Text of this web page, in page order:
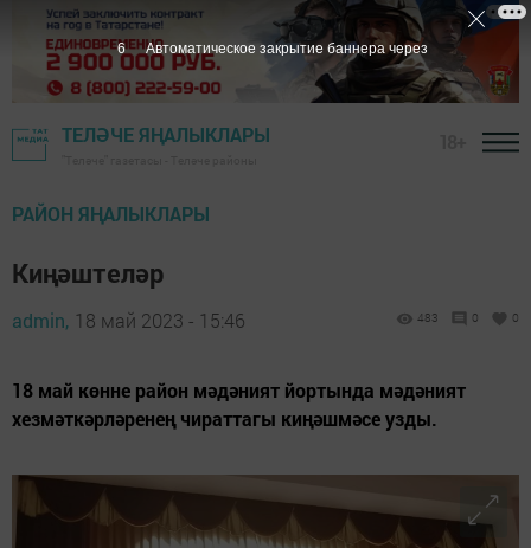
ТЕЛӘЧЕ ЯҢАЛЫКЛАРЫ
РАЙОН ЯҢАЛЫКЛАРЫ
Киңәштеләр
admin, 18 май 2023 - 15:46 483 0 0
18 май көнне район мәдәният йортында мәдәният
хезмәткәрләренең чираттагы киңәшмәсе узды.
5 Автоматическое закрытие баннера через